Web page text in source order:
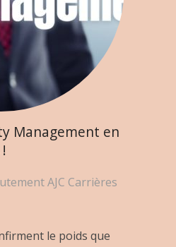
Management en
AJC Carrières
le poids que